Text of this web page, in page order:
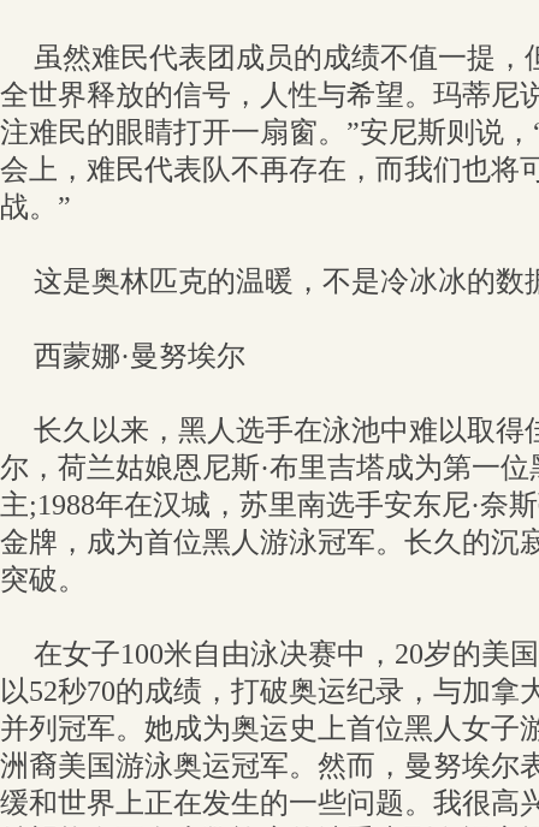
虽然难民代表团成员的成绩不值一提，
全世界释放的信号，人性与希望。玛蒂尼
注难民的眼睛打开一扇窗。”安尼斯则说
会上，难民代表队不再存在，而我们也将
战。”
这是奥林匹克的温暖，不是冷冰冰的数
西蒙娜·曼努埃尔
长久以来，黑人选手在泳池中难以取得
尔，荷兰姑娘恩尼斯·布里吉塔成为第一
主;1988年在汉城，苏里南选手安东尼·奈
金牌，成为首位黑人游泳冠军。长久的沉
突破。
在女子100米自由泳决赛中，20岁的美
以52秒70的成绩，打破奥运纪录，与加拿
并列冠军。她成为奥运史上首位黑人女子
洲裔美国游泳奥运冠军。然而，曼努埃尔
缓和世界上正在发生的一些问题。我很高